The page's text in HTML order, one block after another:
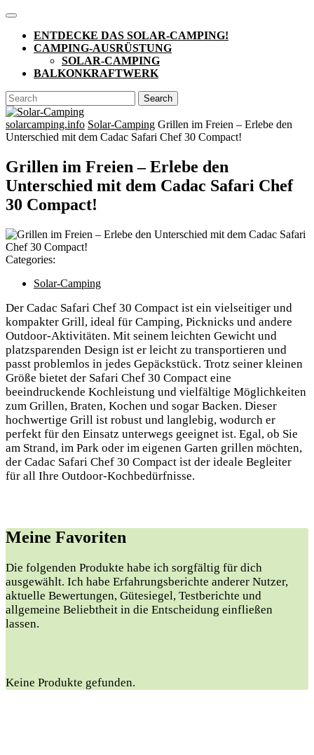
Skip
content
Open
ButtonENTDECKE DAS SOLAR-CAMPING!
CAMPING-AUSRÜSTUNG
SOLAR-CAMPING
BALKONKRAFTWERK
CLOSE
BUTTON
Search
for:
solarcamping.info Solar-Camping Grillen im Freien – Erlebe den
Unterschied mit dem Cadac Safari Chef 30 Compact!
Grillen im Freien – Erlebe den
Unterschied mit dem Cadac Safari Chef
30 Compact!
Categories:
Solar-Camping
Der Cadac Safari Chef 30 Compact ist ein vielseitiger und
kompakter Grill, ideal für Camping, Picknicks und andere
Outdoor-Aktivitäten. Mit seinem leichten Gewicht und
platzsparenden Design ist er leicht zu transportieren und
passt problemlos in jedes Gepäckstück. Trotz seiner kleinen
Größe bietet der Safari Chef 30 Compact eine
beeindruckende Kochleistung und vielfältige Möglichkeiten
zum Grillen, Braten, Kochen und sogar Backen. Dieser
hochwertige Grill ist robust und langlebig, wodurch er
perfekt für den Einsatz unterwegs geeignet ist. Egal, ob Sie
am Strand, im Park oder im eigenen Garten grillen möchten,
der Cadac Safari Chef 30 Compact ist der ideale Begleiter
für all Ihre Outdoor-Kochbedürfnisse.
Meine Favoriten
Die folgenden Produkte habe ⁤ich sorgfältig für dich
ausgewählt. Ich habe Erfahrungsberichte anderer Nutzer,
aktuelle⁣ Bewertungen, Gütesiegel, Testberichte und
allgemeine Beliebtheit in die Entscheidung einfließen
lassen.
Keine Produkte gefunden.